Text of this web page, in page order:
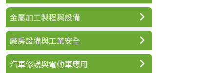
金屬加工製程與設備
廠房設備與工業安全
汽車修護與電動車應用